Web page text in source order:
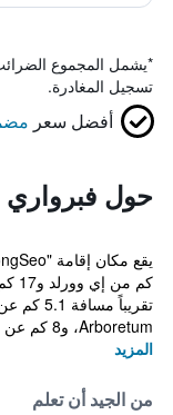
*يشمل المجموع
تسجيل المغادرة.
أفضل سعر
حول
Arboretum، و8 كم عن م...
المزيد
من الجيد أن تعلم